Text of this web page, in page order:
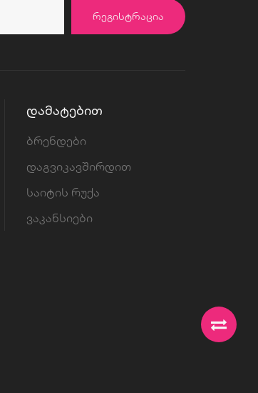
ᲠᲔᲒᲘᲡᲢᲠᲐᲪᲘᲐ
ᲓᲐᲛᲐᲢᲔᲑᲘᲗ
ბრენდები
დაგვიკავშირდით
საიტის რუქა
ვაკანსიები